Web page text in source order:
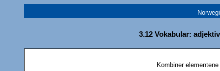
3.12 Vokabular:
Kombiner